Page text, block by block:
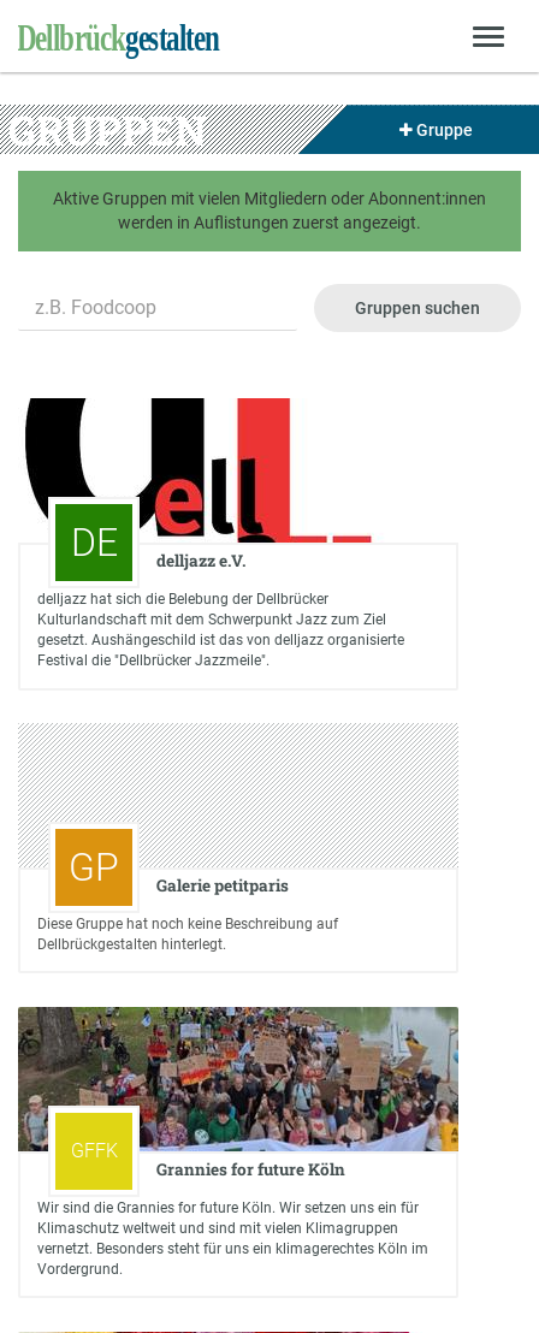
GRUPPEN Gruppe
Aktive Gruppen mit vielen Mitgliedern oder Abonnent:innen
werden in Auflistungen zuerst angezeigt.
Name
Gruppen suchen
DE delljazz e.V.
delljazz hat sich die Belebung der Dellbrücker
Kulturlandschaft mit dem Schwerpunkt Jazz zum Ziel
gesetzt. Aushängeschild ist das von delljazz organisierte
Festival die "Dellbrücker Jazzmeile".
GP Galerie petitparis
Diese Gruppe hat noch keine Beschreibung auf
Dellbrückgestalten hinterlegt.
GFFK
Grannies for future Köln
Wir sind die Grannies for future Köln. Wir setzen uns ein für
Klimaschutz weltweit und sind mit vielen Klimagruppen
vernetzt. Besonders steht für uns ein klimagerechtes Köln im
Vordergrund.